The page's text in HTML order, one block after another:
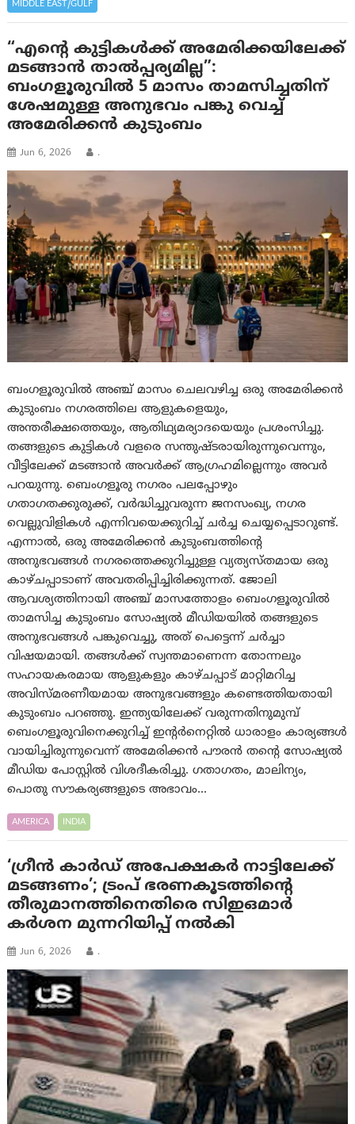
MIDDLE EAST/GULF
“എന്റെ കുട്ടികൾക്ക് അമേരിക്കയിലേക്ക്
മടങ്ങാൻ താൽപ്പര്യമില്ല”:
ബംഗളൂരുവിൽ 5 മാസം താമസിച്ചതിന്
ശേഷമുള്ള അനുഭവം പങ്കു വെച്ച്
അമേരിക്കൻ കുടുംബം
Jun 6, 2026 .
ബംഗളൂരുവിൽ അഞ്ച് മാസം ചെലവഴിച്ച ഒരു അമേരിക്കൻ
കുടുംബം നഗരത്തിലെ ആളുകളെയും,
അന്തരീക്ഷത്തെയും, ആതിഥ്യമര്യാദയെയും പ്രശംസിച്ചു.
തങ്ങളുടെ കുട്ടികൾ വളരെ സന്തുഷ്ടരായിരുന്നുവെന്നും,
വീട്ടിലേക്ക് മടങ്ങാൻ അവർക്ക് ആഗ്രഹമില്ലെന്നും അവർ
പറയുന്നു. ബെംഗളൂരു നഗരം പലപ്പോഴും
ഗതാഗതക്കുരുക്ക്, വർദ്ധിച്ചുവരുന്ന ജനസംഖ്യ, നഗര
വെല്ലുവിളികൾ എന്നിവയെക്കുറിച്ച് ചർച്ച ചെയ്യപ്പെടാറുണ്ട്.
എന്നാൽ, ഒരു അമേരിക്കൻ കുടുംബത്തിന്റെ
അനുഭവങ്ങൾ നഗരത്തെക്കുറിച്ചുള്ള വ്യത്യസ്തമായ ഒരു
കാഴ്ചപ്പാടാണ് അവതരിപ്പിച്ചിരിക്കുന്നത്. ജോലി
ആവശ്യത്തിനായി അഞ്ച് മാസത്തോളം ബെംഗളൂരുവിൽ
താമസിച്ച കുടുംബം സോഷ്യൽ മീഡിയയിൽ തങ്ങളുടെ
അനുഭവങ്ങൾ പങ്കുവെച്ചു, അത് പെട്ടെന്ന് ചർച്ചാ
വിഷയമായി. തങ്ങൾക്ക് സ്വന്തമാണെന്ന തോന്നലും
സഹായകരമായ ആളുകളും കാഴ്ചപ്പാട് മാറ്റിമറിച്ച
അവിസ്മരണീയമായ അനുഭവങ്ങളും കണ്ടെത്തിയതായി
കുടുംബം പറഞ്ഞു. ഇന്ത്യയിലേക്ക് വരുന്നതിനുമുമ്പ്
ബെംഗളൂരുവിനെക്കുറിച്ച് ഇന്റർനെറ്റിൽ ധാരാളം കാര്യങ്ങൾ
വായിച്ചിരുന്നുവെന്ന് അമേരിക്കൻ പൗരൻ തന്റെ സോഷ്യൽ
മീഡിയ പോസ്റ്റിൽ വിശദീകരിച്ചു. ഗതാഗതം, മാലിന്യം,
പൊതു സൗകര്യങ്ങളുടെ അഭാവം…
AMERICA INDIA
‘ഗ്രീൻ കാർഡ് അപേക്ഷകർ നാട്ടിലേക്ക്
മടങ്ങണം’; ട്രംപ് ഭരണകൂടത്തിന്റെ
തീരുമാനത്തിനെതിരെ സിഇഒമാർ
കർശന മുന്നറിയിപ്പ് നൽകി
Jun 6, 2026 .